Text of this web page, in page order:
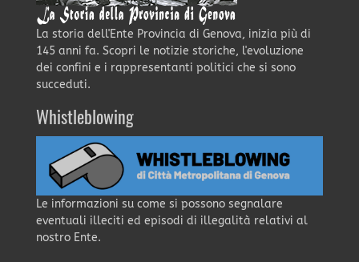
La storia dell'Ente Provincia di Genova, inizia più di
145 anni fa. Scopri le notizie storiche, l'evoluzione
dei confini e i rappresentanti politici che si sono
succeduti.
Whistleblowing
Le informazioni su come si possono segnalare
eventuali illeciti ed episodi di illegalità relativi al
nostro Ente.